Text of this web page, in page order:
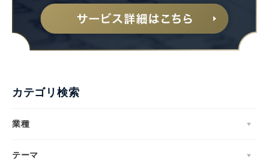
カテゴリ検索
業種
テーマ